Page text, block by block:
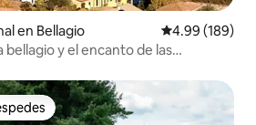
en Bellagio Calificación
4.99 (189)
bellagio y el encanto de las
entre huéspedes